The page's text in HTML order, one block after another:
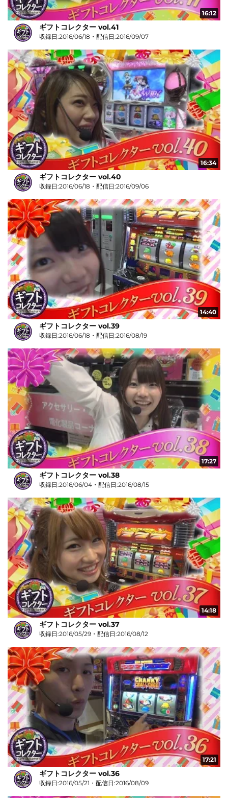
16:12
ギフトコレクター vol.41
収録日:2016/06/18・配信日:2016/09/07
16:34
ギフトコレクター vol.40
収録日:2016/06/18・配信日:2016/09/06
14:40
ギフトコレクター vol.39
収録日:2016/06/18・配信日:2016/08/19
17:27
ギフトコレクター vol.38
収録日:2016/06/04・配信日:2016/08/15
14:18
ギフトコレクター vol.37
収録日:2016/05/29・配信日:2016/08/12
17:21
ギフトコレクター vol.36
収録日:2016/05/21・配信日:2016/08/09